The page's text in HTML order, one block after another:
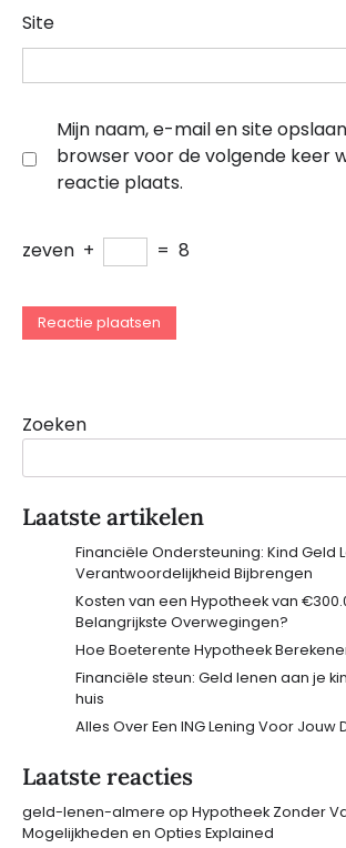
Site
Mijn naam, e-mail en site
browser voor de volgende keer
reactie plaats.
zeven + = 8
Zoeken
Laatste artikelen
Financiële Ondersteuning: Kind Geld
Verantwoordelijkheid Bijbrengen
Kosten van een Hypotheek van
Belangrijkste Overwegingen?
Hoe Boeterente Hypotheek
Financiële steun: Geld lenen aan je
huis
Alles Over Een ING Lening Voor Jouw
Laatste reacties
geld-lenen-almere op Hypotheek Zonder
Mogelijkheden en Opties Explained